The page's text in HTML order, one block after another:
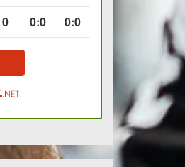
0 0:0 0:0